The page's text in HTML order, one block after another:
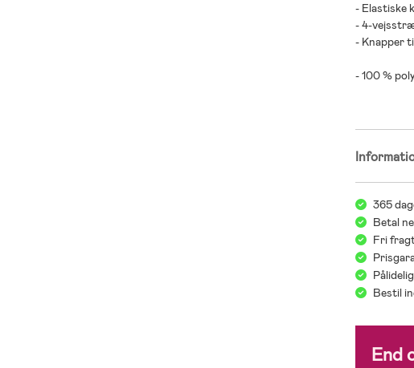
- Elastiske
- 4-
- Knapper
- 100 %
365
Betal
Fri
Bestil
End